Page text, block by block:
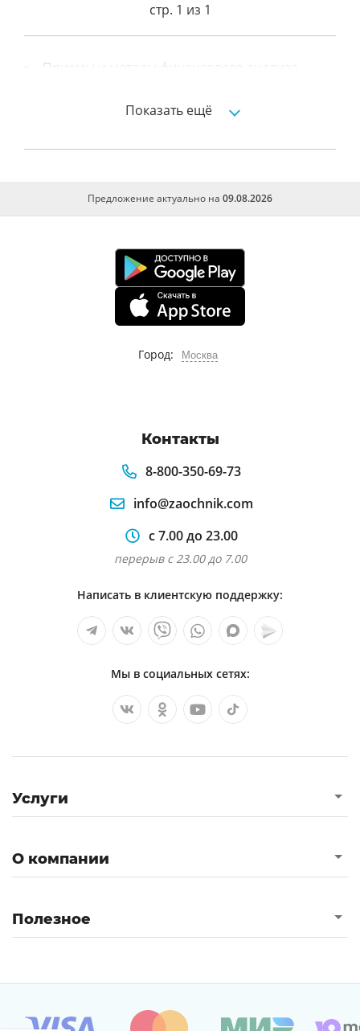
стр. 1 из 1
Приемы и методы финансового анализа
Анализ чувствительности прибыли к
Показать ещё
Предложение актуально на 09.08.2026
Город: Москва
Контакты
8-800-350-69-73
info@zaochnik.com
с 7.00 до 23.00
перерыв с 23.00 до 7.00
Написать в клиентскую поддержку:
Мы в социальных сетях:
Услуги
О компании
Полезное